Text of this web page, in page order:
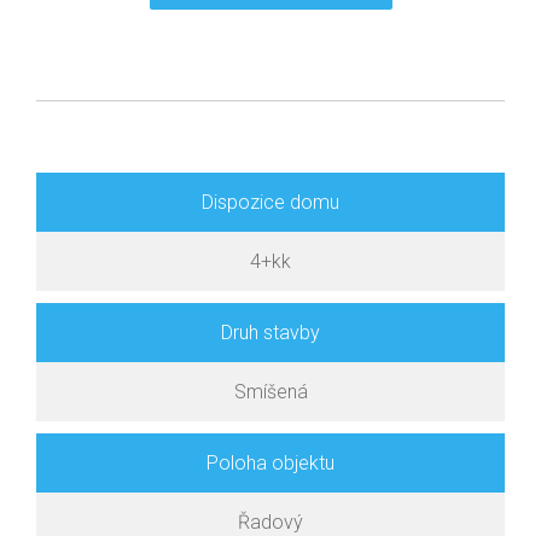
Dispozice domu
4+kk
Druh stavby
Smíšená
Poloha objektu
Řadový